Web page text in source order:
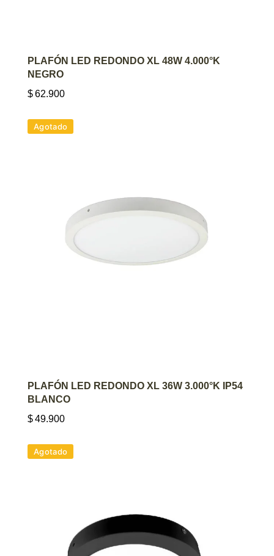
AGREGAR AL CARRITO
PLAFÓN LED REDONDO XL 48W 4.000°K
NEGRO
$62.900
Agotado
AGREGAR AL CARRITO
PLAFÓN LED REDONDO XL 36W 3.000°K IP54
BLANCO
$49.900
Agotado